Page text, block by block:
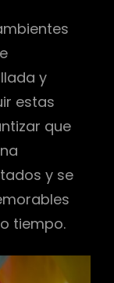
y
estas
que
y se
tiempo.